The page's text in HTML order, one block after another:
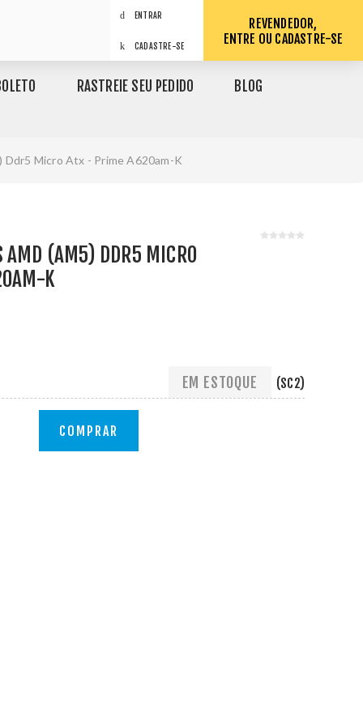
ENTRAR
CADASTRE-SE
REVENDEDOR,
ENTRE OU CADASTRE-SE
RASTREIE SEU PEDIDO BLOG
Ddr5 Micro Atx - Prime A620am-K
AMD (AM5) DDR5 MICRO
K
EM ESTOQUE (SC2)
COMPRAR